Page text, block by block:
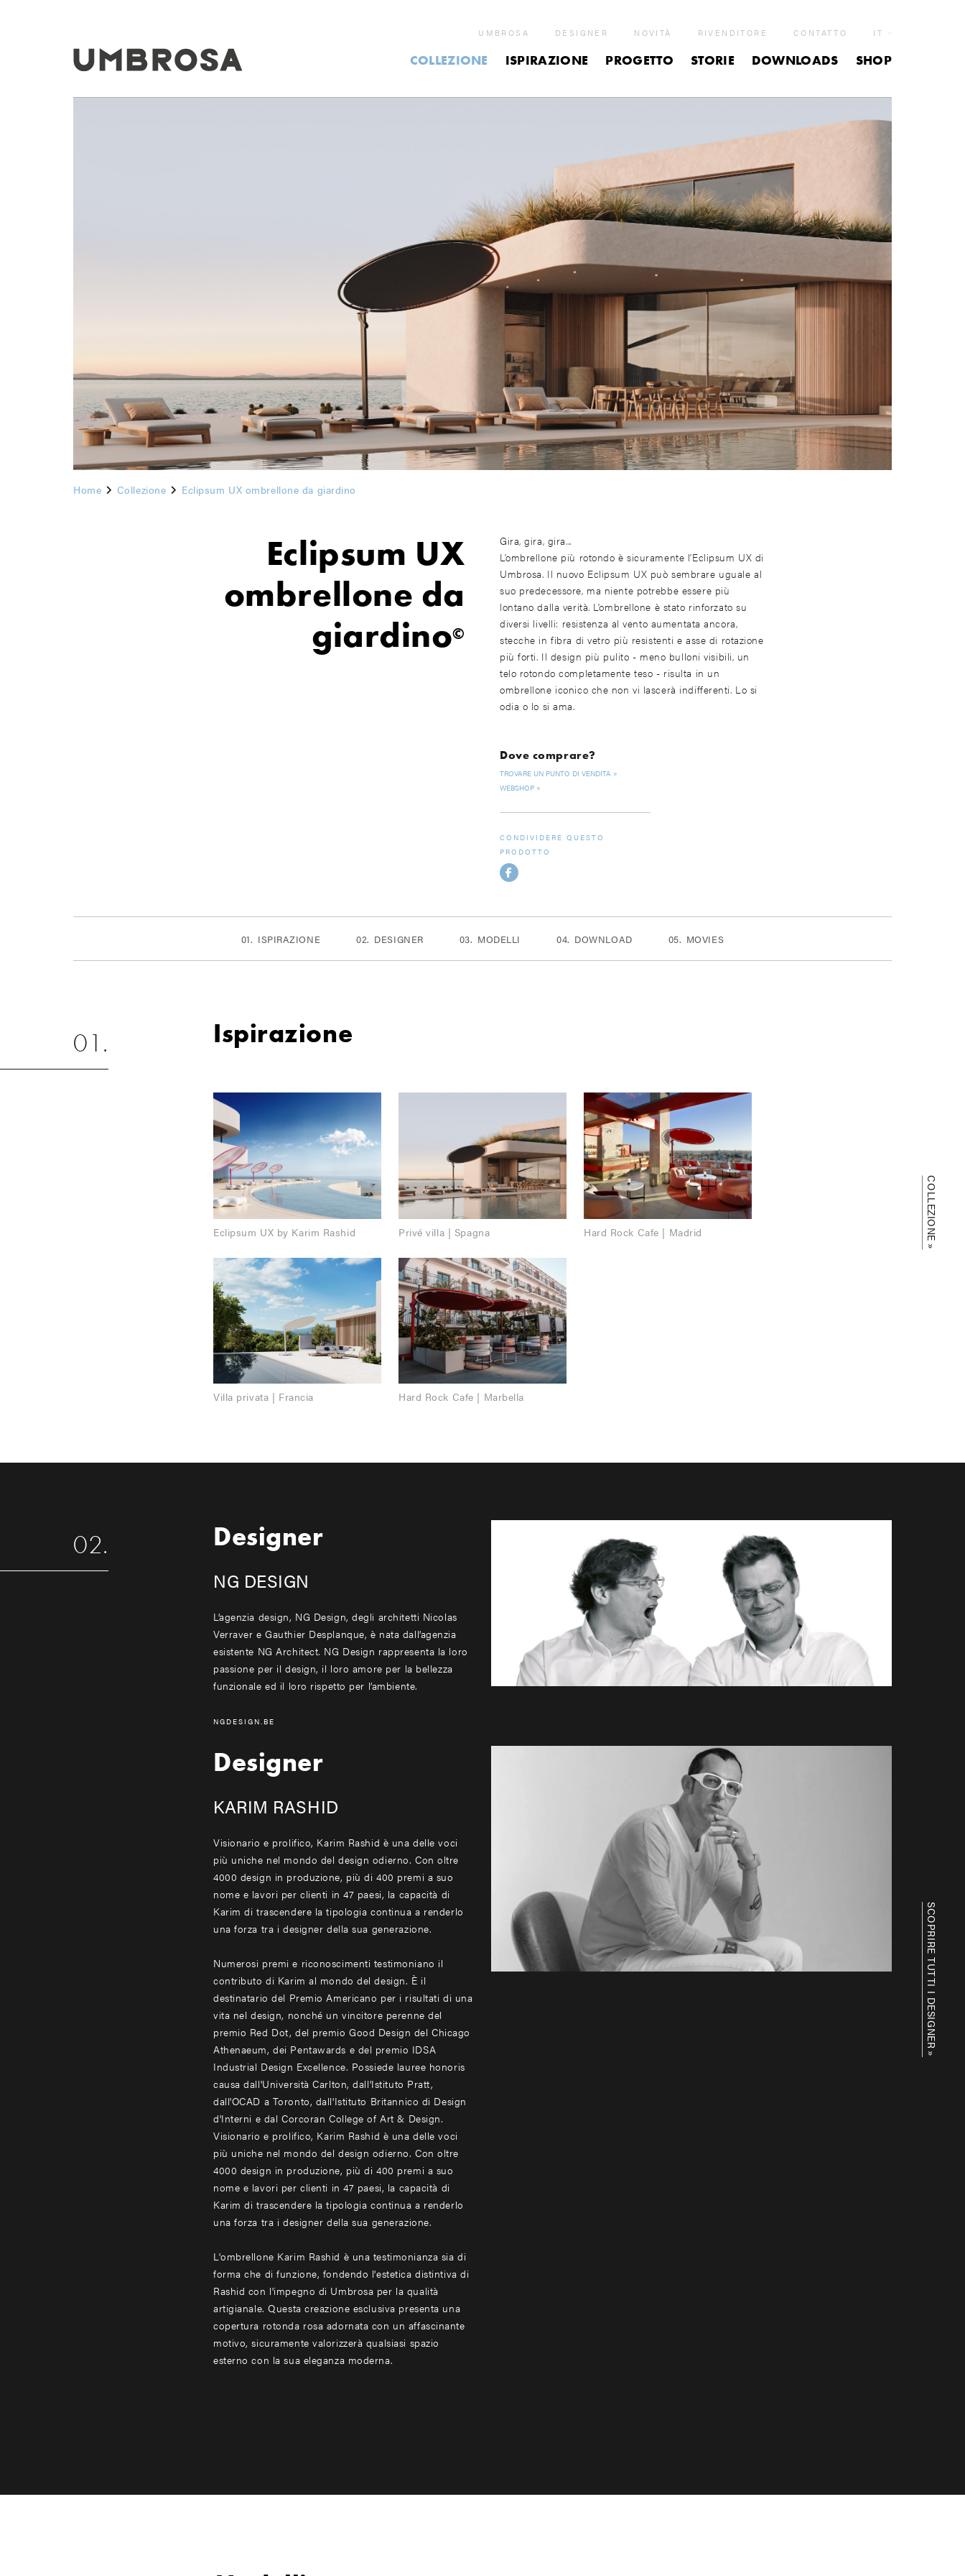
UMBROSA DESIGNER NOVITÀ RIVENDITORE CONTATTO IT
COLLEZIONE ISPIRAZIONE PROGETTO STORIE DOWNLOADS SHOP
Home Collezione Eclipsum UX ombrellone da giardino
Eclipsum UX
ombrellone da
giardino©
Gira, gira, gira...
L’ombrellone più rotondo è sicuramente l’Eclipsum UX di
Umbrosa. Il nuovo Eclipsum UX può sembrare uguale al
suo predecessore, ma niente potrebbe essere più
lontano dalla verità. L’ombrellone è stato rinforzato su
diversi livelli: resistenza al vento aumentata ancora,
stecche in fibra di vetro più resistenti e asse di rotazione
più forti. Il design più pulito - meno bulloni visibili, un
telo rotondo completamente teso - risulta in un
ombrellone iconico che non vi lascerà indifferenti. Lo si
odia o lo si ama.
Dove comprare?
TROVARE UN PUNTO DI VENDITA
WEBSHOP
CONDIVIDERE QUESTO
PRODOTTO
ISPIRAZIONE DESIGNER MODELLI DOWNLOAD MOVIES
Ispirazione
Eclipsum UX by Karim Rashid
Villa privata | Francia
Privé villa | Spagna
Hard Rock Cafe | Marbella
Hard Rock Cafe | Madrid COLLEZIONE
Designer
NG DESIGN
L’agenzia design, NG Design, degli architetti Nicolas
Verraver e Gauthier Desplanque, è nata dall’agenzia
esistente NG Architect. NG Design rappresenta la loro
passione per il design, il loro amore per la bellezza
funzionale ed il loro rispetto per l’ambiente.
NGDESIGN.BE
Designer
KARIM RASHID
Visionario e prolifico, Karim Rashid è una delle voci
più uniche nel mondo del design odierno. Con oltre
4000 design in produzione, più di 400 premi a suo
nome e lavori per clienti in 47 paesi, la capacità di
Karim di trascendere la tipologia continua a renderlo
una forza tra i designer della sua generazione.
Numerosi premi e riconoscimenti testimoniano il
contributo di Karim al mondo del design. È il
destinatario del Premio Americano per i risultati di una
vita nel design, nonché un vincitore perenne del
premio Red Dot, del premio Good Design del Chicago
Athenaeum, dei Pentawards e del premio IDSA
Industrial Design Excellence. Possiede lauree honoris
causa dall'Università Carlton, dall'Istituto Pratt,
dall'OCAD a Toronto, dall'Istituto Britannico di Design
d'Interni e dal Corcoran College of Art & Design.
Visionario e prolifico, Karim Rashid è una delle voci
più uniche nel mondo del design odierno. Con oltre
4000 design in produzione, più di 400 premi a suo
nome e lavori per clienti in 47 paesi, la capacità di
Karim di trascendere la tipologia continua a renderlo
una forza tra i designer della sua generazione.
L'ombrellone Karim Rashid è una testimonianza sia di
forma che di funzione, fondendo l'estetica distintiva di
Rashid con l'impegno di Umbrosa per la qualità
artigianale. Questa creazione esclusiva presenta una
copertura rotonda rosa adornata con un affascinante
motivo, sicuramente valorizzerà qualsiasi spazio
esterno con la sua eleganza moderna.
SCOPRIRE TUTTI I DESIGNER